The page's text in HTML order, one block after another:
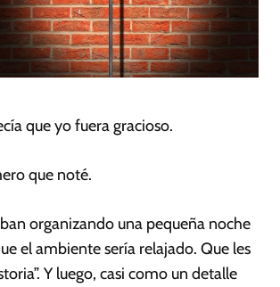
que yo fuera gracioso.
que noté.
organizando una pequeña noche
el ambiente sería relajado. Que les
Y luego, casi como un detalle